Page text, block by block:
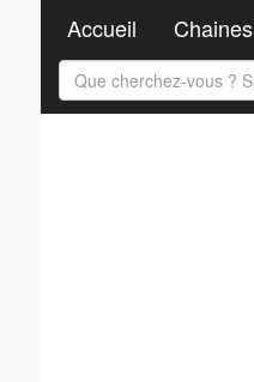
Accueil Chaines